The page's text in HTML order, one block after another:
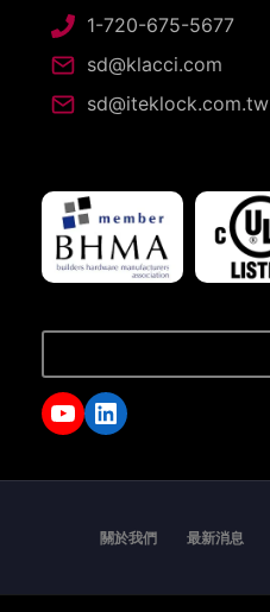
1-720-675-5677
sd@klacci.com
sd@iteklock.com.tw
YouTube
LinkedIn
關於我們 最新消息